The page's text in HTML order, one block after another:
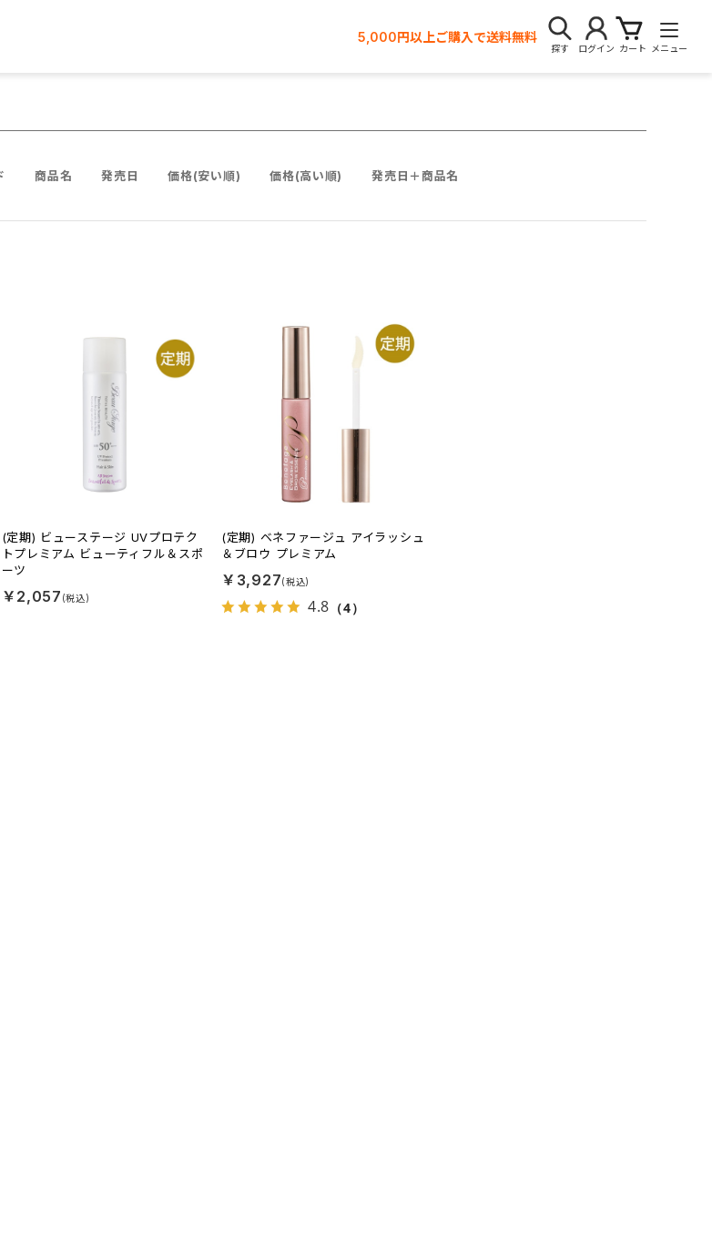
5,000円以上ご購入で送料無料
探す ログイン カート メニュー
商品名 発売日 価格(安い順) 価格(高い順) 発売日＋商品名
(定期) ビューステージ UVプロテク
トプレミアム ビューティフル＆スポ
ーツ
￥2,057
(定期) ベネファージュ アイラッシュ
＆ブロウ プレミアム
￥3,927
4.8 （4）